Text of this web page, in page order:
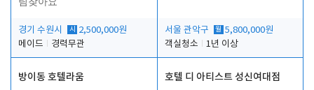
경기 수원시 시
2,500,000원
메이드
경력무관
서울 관악구 월 5,800,000원
객실청소
1년 이상
방이동 호텔라움 호텔 디 아티스트 성신여대점